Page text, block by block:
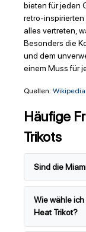
bieten für jeden
retro-inspirierten
alles vertreten,
Besonders die
und dem
einem Muss für
Quellen:
Häufige
Trikots
Sind die
Wie wähle
Heat Trikot?